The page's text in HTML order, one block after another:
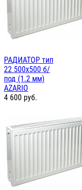
РАДИАТОР тип
22 500х500 б/
под (1.2 мм)
AZARIO
4 600 руб.